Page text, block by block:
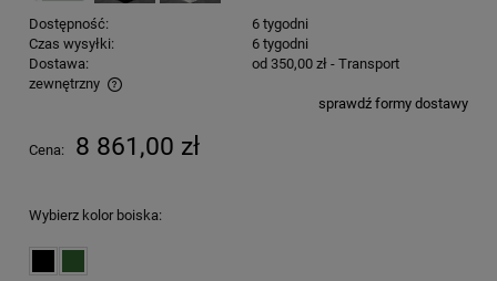
Dostępność:
6 tygodni
Czas wysyłki:
6 tygodni
Dostawa:
od 350,00 zł - Transport
zewnętrzny
Cena nie zawiera ewentualnych kosztów płatnościsprawdź formy dostawy
Cena: 8 861,00 zł
Wybierz kolor boiska: